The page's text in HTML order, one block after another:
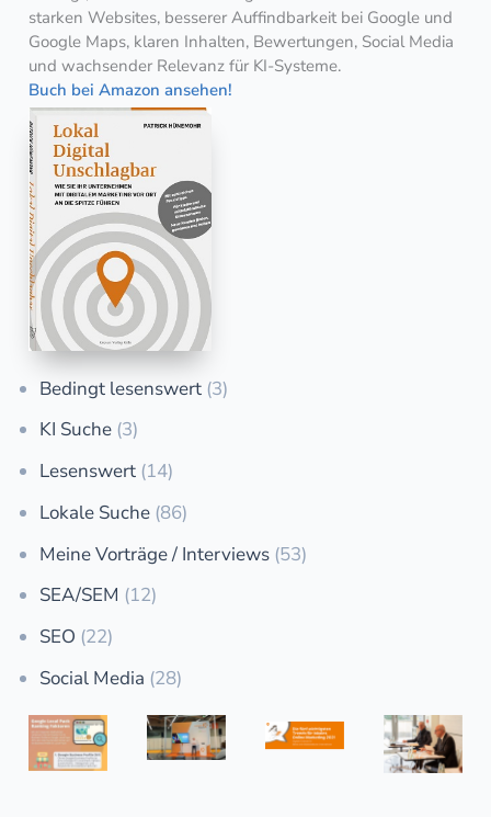
starken Websites, besserer Auffindbarkeit bei Google und
Google Maps, klaren Inhalten, Bewertungen, Social Media
und wachsender Relevanz für KI-Systeme.
Buch bei Amazon ansehen!
Bedingt lesenswert (3)
KI Suche (3)
Lesenswert (14)
Lokale Suche (86)
Meine Vorträge / Interviews (53)
SEA/SEM (12)
SEO (22)
Social Media (28)